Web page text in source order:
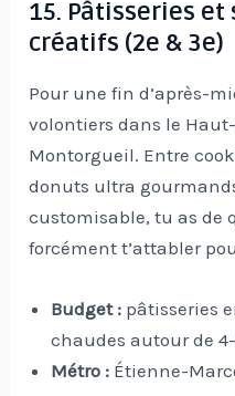
15. Pâtisseries et
créatifs (2e & 3e)
Pour une fin d’après-
volontiers dans le
Montorgueil. Entre
donuts ultra
customisable, tu as de
forcément t’attabler
Budget : pâtisseries
chaudes autour de
Métro : Étienne-